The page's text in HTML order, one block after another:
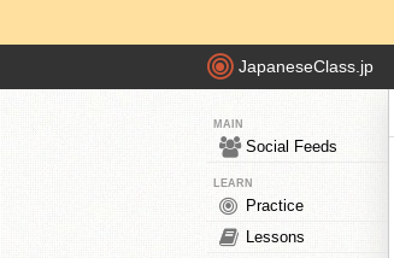
JapaneseClass.jp
MAIN
Social Feeds
LEARN
Practice
Lessons